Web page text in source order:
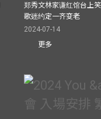
郑秀文林家谦红馆台上
歌迷约定一齐变老
2024-07-14
更多